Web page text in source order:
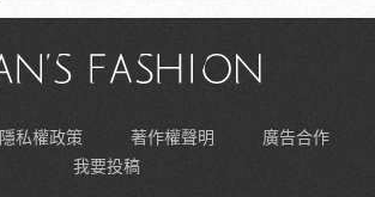
隱私權政策 著作權聲明
廣告合作
我要投稿